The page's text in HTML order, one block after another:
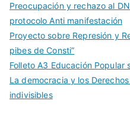
Preocupación y rechazo al
protocolo Anti manifestación
Proyecto sobre Represión y
pibes de Consti”
Folleto A3 Educación Popular
La democracia y los
indivisibles